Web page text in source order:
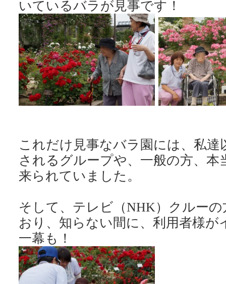
これだけ見事なバラ園には、私
されるグループや、一般の方、本
来られていました。
そして、テレビ（NHK）クルー
おり、知らない間に、利用者様